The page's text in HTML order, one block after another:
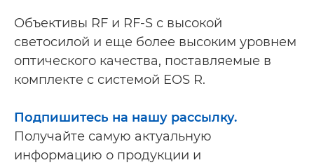
Объективы RF и RF-S с высокой
светосилой и еще более высоким уровнем
оптического качества, поставляемые в
комплекте с системой EOS R.
Подпишитесь на нашу рассылку.
Получайте самую актуальную
информацию о продукции и